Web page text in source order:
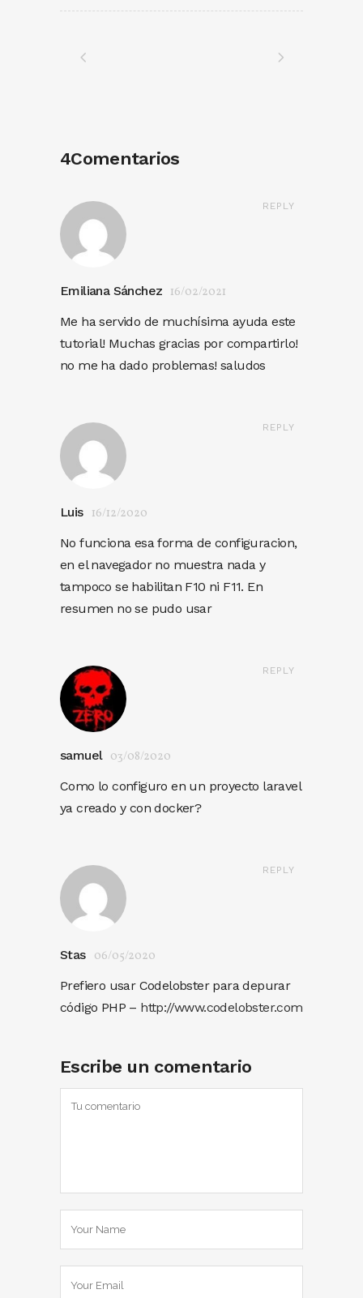
4Comentarios
REPLY
Emiliana Sánchez 16/02/2021
Me ha servido de muchísima ayuda este
tutorial! Muchas gracias por compartirlo!
no me ha dado problemas! saludos
REPLY
Luis 16/12/2020
No funciona esa forma de configuracion,
en el navegador no muestra nada y
tampoco se habilitan F10 ni F11. En
resumen no se pudo usar
REPLY
samuel 03/08/2020
Como lo configuro en un proyecto laravel
ya creado y con docker?
REPLY
Stas 06/05/2020
Prefiero usar Codelobster para depurar
código PHP – http://www.codelobster.com
Escribe un comentario